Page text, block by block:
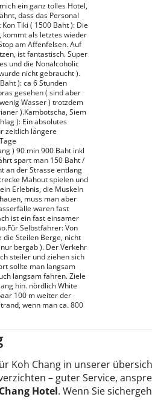
ein ganz tolles Hotel,
dass das Personal
Tiki ( 1500 Baht ): Die
kommt als letztes wieder
am Affenfelsen. Auf
ist fantastisch. Super
und die Nonalcoholic
nicht gebraucht ).
): ca 6 Stunden
gesehen ( sind aber
Wasser ) trotzdem
).Kambotscha, Siem
): Ein absolutes
zeitlich längere
) 90 min 900 Baht inkl
spart man 150 Baht /
an der Strasse entlang
Mahout spielen und
Erlebnis, die Muskeln
muss man aber
waren fast
ist ein fast einsamer
Selbstfahrer: Von
die Steilen Berge, nicht
bergab ). Der Verkehr
steiler und ziehen sich
sollte man langsam
langsam fahren. Ziele
hin. nördlich White
100 m weiter der
wenn man ca. 800
Koh Chang in unserer
– guter Service,
Hotel. Wenn Sie